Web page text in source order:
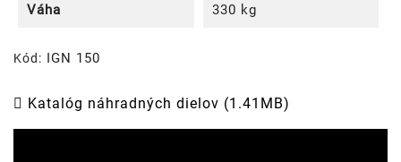
Váha 330 kg
Kód: IGN 150
Katalóg náhradných dielov (1.41MB)